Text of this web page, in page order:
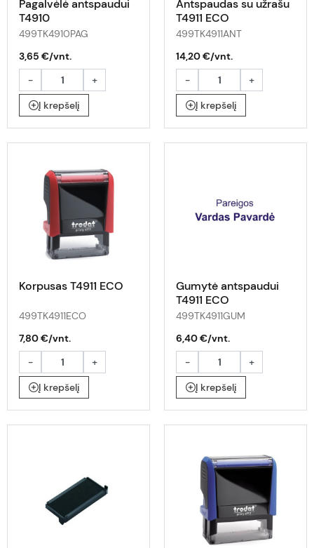
Pagalvėlė antspaudui
T4910
499TK4910PAG
3,65 €/vnt.
-
+
Į krepšelį
Antspaudas su užrašu
T4911 ECO
499TK4911ANT
14,20 €/vnt.
-
+
Į krepšelį
Korpusas T4911 ECO
499TK4911ECO
7,80 €/vnt.
-
+
Į krepšelį
Gumytė antspaudui
T4911 ECO
499TK4911GUM
6,40 €/vnt.
-
+
Į krepšelį